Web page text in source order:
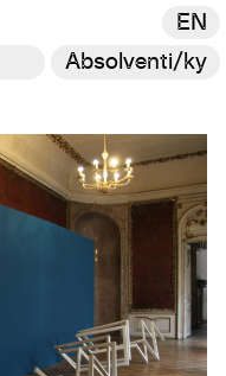
EN
Absolventi/ky